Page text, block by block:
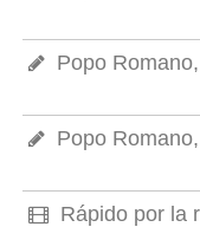
Popo
Popo
Rápido por la